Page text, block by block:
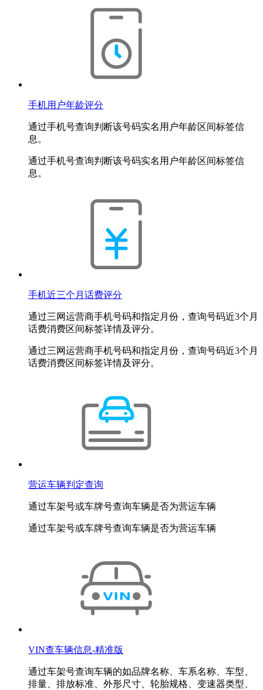
手机用户年龄评分
通过手机号查询判断该号码实名用户年龄区间标签信
息。
通过手机号查询判断该号码实名用户年龄区间标签信
息。
手机近三个月话费评分
通过三网运营商手机号码和指定月份，查询号码近3个月
话费消费区间标签详情及评分。
通过三网运营商手机号码和指定月份，查询号码近3个月
话费消费区间标签详情及评分。
营运车辆判定查询
通过车架号或车牌号查询车辆是否为营运车辆
通过车架号或车牌号查询车辆是否为营运车辆
VIN查车辆信息-精准版
通过车架号查询车辆的如品牌名称、车系名称、车型、
排量、排放标准、外形尺寸、轮胎规格、变速器类型、